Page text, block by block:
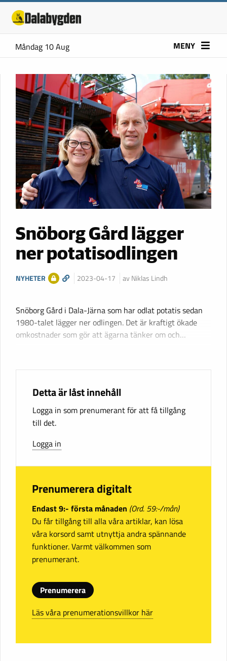
Måndag 10 Aug MENY
Snöborg Gård lägger
ner potatisodlingen
NYHETER 2023-04-17 av Niklas Lindh
Snöborg Gård i Dala-Järna som har odlat potatis sedan
1980-talet lägger ner odlingen. Det är kraftigt ökade
omkostnader som gör att ägarna tänker om och…
Detta är låst innehåll
Logga in som prenumerant för att få tillgång
till det.
Logga in
Prenumerera digitalt
Endast 9:- första månaden (Ord. 59:-/mån)
Du får tillgång till alla våra artiklar, kan lösa
våra korsord samt utnyttja andra spännande
funktioner. Varmt välkommen som
prenumerant.
Prenumerera
Läs våra prenumerationsvillkor här